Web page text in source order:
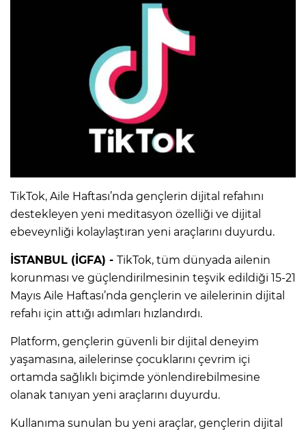
TikTok, Aile Haftası’nda gençlerin dijital refahını
destekleyen yeni meditasyon özelliği ve dijital
ebeveynliği kolaylaştıran yeni araçlarını duyurdu.
İSTANBUL (İGFA) - TikTok, tüm dünyada ailenin
korunması ve güçlendirilmesinin teşvik edildiği 15-21
Mayıs Aile Haftası’nda gençlerin ve ailelerinin dijital
refahı için attığı adımları hızlandırdı.
Platform, gençlerin güvenli bir dijital deneyim
yaşamasına, ailelerinse çocuklarını çevrim içi
ortamda sağlıklı biçimde yönlendirebilmesine
olanak tanıyan yeni araçlarını duyurdu.
Kullanıma sunulan bu yeni araçlar, gençlerin dijital